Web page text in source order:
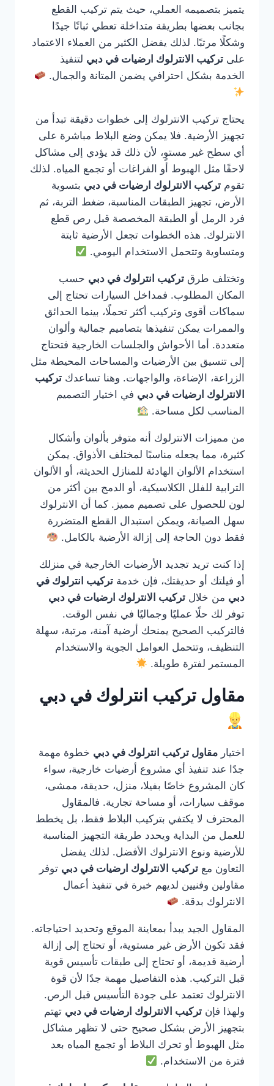
يتميز بتصميمه العملي، حيث يتم تركيب القطع
بجانب بعضها بطريقة متداخلة تعطي ثباتًا جيدًا
وشكلًا مرتبًا. لذلك يفضل الكثير من العملاء الاعتماد
على تركيب الانترلوك ارضيات في دبي لتنفيذ
الخدمة بشكل احترافي يضمن المتانة والجمال.
يحتاج تركيب الانترلوك إلى خطوات دقيقة تبدأ من
تجهيز الأرضية. فلا يمكن وضع البلاط مباشرة على
أي سطح غير مستوٍ، لأن ذلك قد يؤدي إلى مشاكل
لاحقًا مثل الهبوط أو الفراغات أو تجمع المياه. لذلك
تقوم تركيب الانترلوك ارضيات في دبي بتسوية
الأرض، تجهيز الطبقات المناسبة، ضغط التربة، ثم
فرد الرمل أو الطبقة المخصصة قبل رص قطع
الانترلوك. هذه الخطوات تجعل الأرضية ثابتة
ومتساوية وتتحمل الاستخدام اليومي.
وتختلف طرق تركيب انترلوك في دبي حسب
المكان المطلوب. فمداخل السيارات تحتاج إلى
سماكات أقوى وتركيب أكثر تحملًا، بينما الحدائق
والممرات يمكن تنفيذها بتصاميم جمالية وألوان
متعددة. أما الأحواش والجلسات الخارجية فتحتاج
إلى تنسيق بين الأرضيات والمساحات المحيطة مثل
الزراعة، الإضاءة، والواجهات. وهنا تساعدك تركيب
الانترلوك ارضيات في دبي في اختيار التصميم
المناسب لكل مساحة.
من مميزات الانترلوك أنه متوفر بألوان وأشكال
كثيرة، مما يجعله مناسبًا لمختلف الأذواق. يمكن
استخدام الألوان الهادئة للمنازل الحديثة، أو الألوان
الترابية للفلل الكلاسيكية، أو الدمج بين أكثر من
لون للحصول على تصميم مميز. كما أن الانترلوك
سهل الصيانة، ويمكن استبدال القطع المتضررة
فقط دون الحاجة إلى إزالة الأرضية بالكامل.
إذا كنت تريد تجديد الأرضيات الخارجية في منزلك
أو فيلتك أو حديقتك، فإن خدمة تركيب انترلوك في
دبي من خلال تركيب الانترلوك ارضيات في دبي
توفر لك حلًا عمليًا وجماليًا في نفس الوقت.
فالتركيب الصحيح يمنحك أرضية آمنة، مرتبة، سهلة
التنظيف، وتتحمل العوامل الجوية والاستخدام
المستمر لفترة طويلة.
مقاول تركيب انترلوك في دبي
اختيار مقاول تركيب انترلوك في دبي خطوة مهمة
جدًا عند تنفيذ أي مشروع أرضيات خارجية، سواء
كان المشروع خاصًا بفيلا، منزل، حديقة، ممشى،
موقف سيارات، أو مساحة تجارية. فالمقاول
المحترف لا يكتفي بتركيب البلاط فقط، بل يخطط
للعمل من البداية ويحدد طريقة التجهيز المناسبة
للأرضية ونوع الانترلوك الأفضل. لذلك يفضل
التعاون مع تركيب الانترلوك ارضيات في دبي توفر
مقاولين وفنيين لديهم خبرة في تنفيذ أعمال
الانترلوك بدقة.
المقاول الجيد يبدأ بمعاينة الموقع وتحديد احتياجاته.
فقد تكون الأرض غير مستوية، أو تحتاج إلى إزالة
أرضية قديمة، أو تحتاج إلى طبقات تأسيس قوية
قبل التركيب. هذه التفاصيل مهمة جدًا لأن قوة
الانترلوك تعتمد على جودة التأسيس قبل الرص.
ولهذا فإن تركيب الانترلوك ارضيات في دبي تهتم
بتجهيز الأرض بشكل صحيح حتى لا تظهر مشاكل
مثل الهبوط أو تحرك البلاط أو تجمع المياه بعد
فترة من الاستخدام.